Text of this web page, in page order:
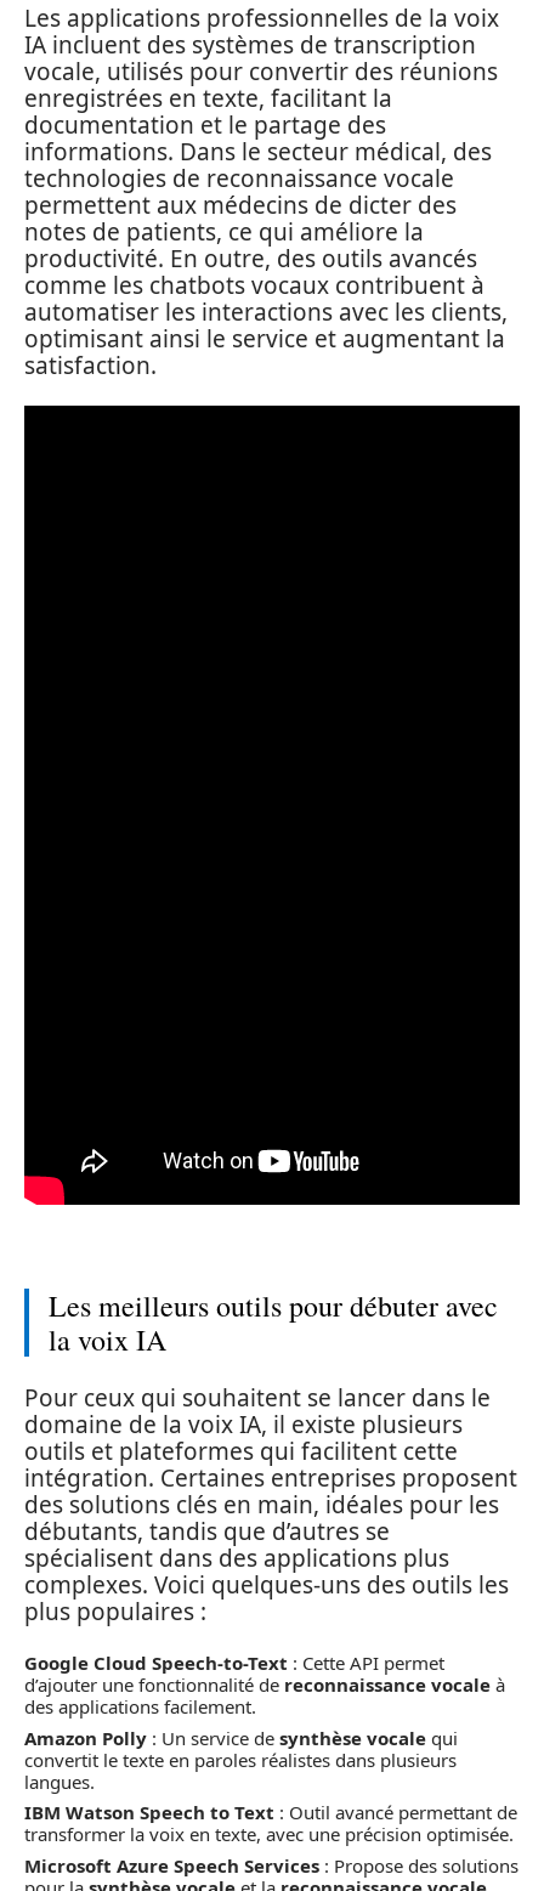
Les applications professionnelles de la voix
IA incluent des systèmes de transcription
vocale, utilisés pour convertir des réunions
enregistrées en texte, facilitant la
documentation et le partage des
informations. Dans le secteur médical, des
technologies de reconnaissance vocale
permettent aux médecins de dicter des
notes de patients, ce qui améliore la
productivité. En outre, des outils avancés
comme les chatbots vocaux contribuent à
automatiser les interactions avec les clients,
optimisant ainsi le service et augmentant la
satisfaction.
Les meilleurs outils pour débuter avec
la voix IA
Pour ceux qui souhaitent se lancer dans le
domaine de la voix IA, il existe plusieurs
outils et plateformes qui facilitent cette
intégration. Certaines entreprises proposent
des solutions clés en main, idéales pour les
débutants, tandis que d’autres se
spécialisent dans des applications plus
complexes. Voici quelques-uns des outils les
plus populaires :
Google Cloud Speech-to-Text : Cette API permet
d’ajouter une fonctionnalité de reconnaissance vocale à
des applications facilement.
Amazon Polly : Un service de synthèse vocale qui
convertit le texte en paroles réalistes dans plusieurs
langues.
IBM Watson Speech to Text : Outil avancé permettant de
transformer la voix en texte, avec une précision optimisée.
Microsoft Azure Speech Services : Propose des solutions